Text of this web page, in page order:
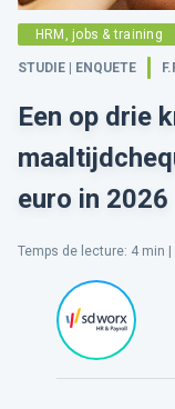
HRM, jobs & training
STUDIE | ENQUETE
Een op drie
euro in 2026
Temps de lecture: 4 min |